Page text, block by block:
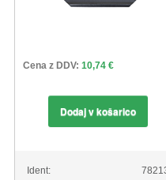
Cena z DDV: 10,74 €
Dodaj v košarico
Ident: